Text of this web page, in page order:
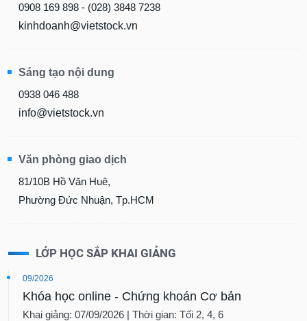
0908 169 898 - (028) 3848 7238
kinhdoanh@vietstock.vn
Sáng tạo nội dung
0938 046 488
info@vietstock.vn
Văn phòng giao dịch
81/10B Hồ Văn Huê,
Phường Đức Nhuận, Tp.HCM
LỚP HỌC SẮP KHAI GIẢNG
09/2026
Khóa học online - Chứng khoán Cơ bản
Khai giảng: 07/09/2026 | Thời gian: Tối 2, 4, 6